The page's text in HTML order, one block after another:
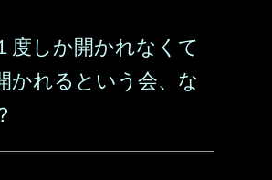
度しか開かれなくて
かれるという会、な